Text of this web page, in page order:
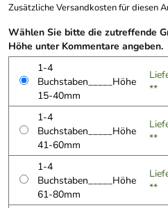
Zusätzliche Versandkosten für diesen
Wählen Sie bitte die zutreffende
Höhe unter Kommentare angeben.
1-4
Buchstaben_____Höhe
15-40mm
**
1-4
Buchstaben_____Höhe
41-60mm
**
1-4
Buchstaben_____Höhe
61-80mm
**